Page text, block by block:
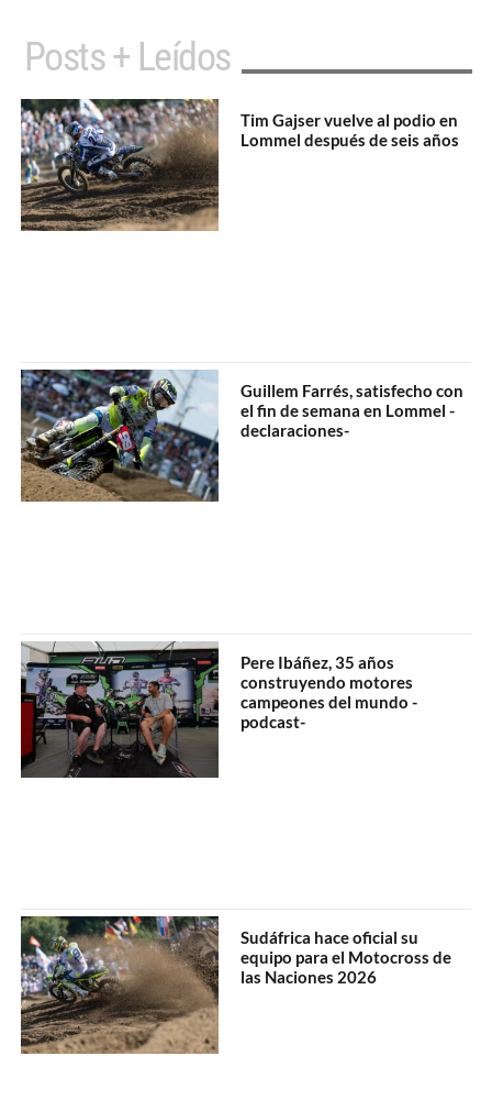
Posts + Leídos
Tim Gajser vuelve al podio en
Lommel después de seis años
Guillem Farrés, satisfecho con
el fin de semana en Lommel -
declaraciones-
Pere Ibáñez, 35 años
construyendo motores
campeones del mundo -
podcast-
Sudáfrica hace oficial su
equipo para el Motocross de
las Naciones 2026